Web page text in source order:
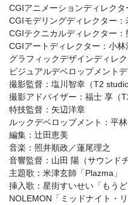
CGIアニメーションディレク
CGIモデリングディレクター
CGIテクニカルディレクター：
CGIアートディレクター：小林
グラフィックデザインディレ
ビジュアルデベロップメント
撮影監督：塩川智幸（T2 studio
撮影アドバイザー：福士 享（
特技監督：矢辺洋章
ルックデベロップメント：平
編集：辻󠄀田恵美
音楽：照井順政／蓮尾理之
音響監督：山田 陽（サウンド
主題歌：米津玄師「Plazma」
挿入歌：星街すいせい「もう
NOLEMON「ミッドナイト・リ